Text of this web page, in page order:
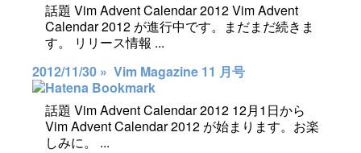
話題 Vim Advent Calendar 2012 Vim Advent
Calendar 2012 が進行中です。まだまだ続きま
す。 リリース情報 ...
2012/11/30 » Vim Magazine 11 月号
話題 Vim Advent Calendar 2012 12月1日から
Vim Advent Calendar 2012 が始まります。お楽
しみに。 ...